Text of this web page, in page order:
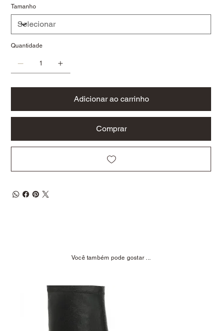
Tamanho
Quantidade
Adicionar ao carrinho
Comprar
Você também pode gostar ...